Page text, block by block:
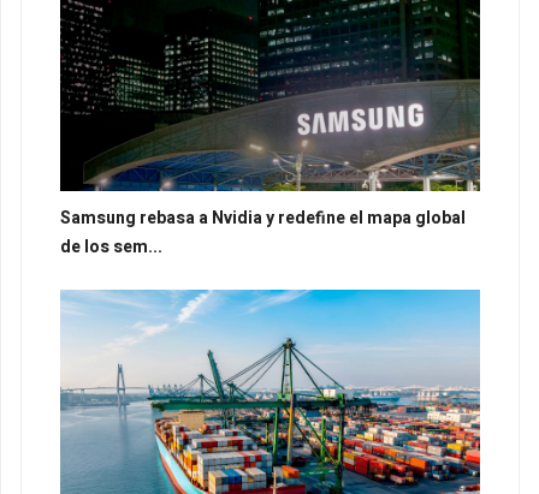
Samsung rebasa a Nvidia y redefine el mapa global
de los sem...